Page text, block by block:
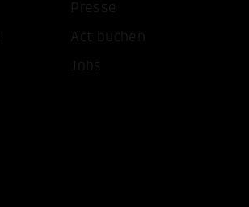
Presse
Act buchen
Jobs